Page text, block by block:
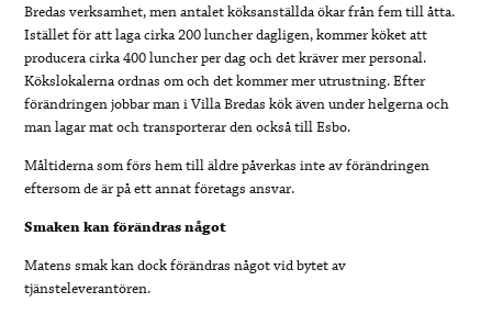
Bredas verksamhet, men antalet köksanställda ökar från fem till åtta.
Istället för att laga cirka 200 luncher dagligen, kommer köket att
producera cirka 400 luncher per dag och det kräver mer personal.
Kökslokalerna ordnas om och det kommer mer utrustning. Efter
förändringen jobbar man i Villa Bredas kök även under helgerna och
man lagar mat och transporterar den också till Esbo.
Måltiderna som förs hem till äldre påverkas inte av förändringen
eftersom de är på ett annat företags ansvar.
Smaken kan förändras något
Matens smak kan dock förändras något vid bytet av
tjänsteleverantören.